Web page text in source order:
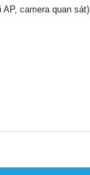
camera quan sát).